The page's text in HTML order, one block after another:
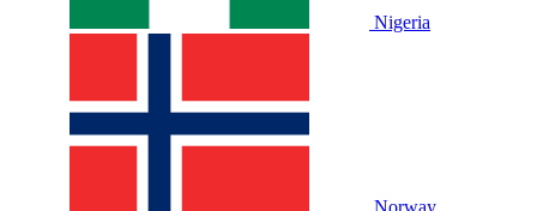
Nigeria
Norway